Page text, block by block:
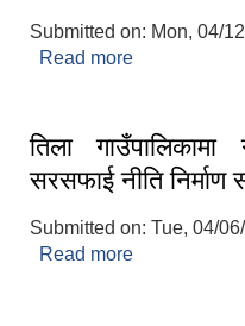
Submitted on: Mon, 04/
Read more
तिला
सरसफाई नीति
Submitted on: Tue, 04/
Read more